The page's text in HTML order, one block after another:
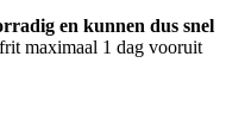
en kunnen dus snel
maximaal 1 dag vooruit